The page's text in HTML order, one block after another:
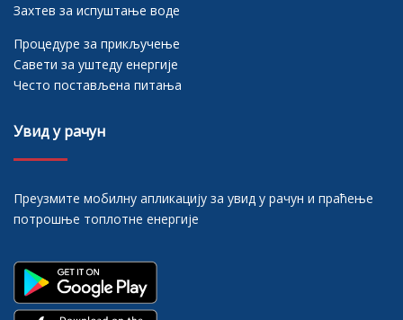
Захтев за испуштање воде
Процедуре за прикључење
Савети за уштеду енергије
Често постављена питања
Увид у рачун
Преузмите мобилну апликацију за увид у рачун и праћење
потрошње топлотне енергије